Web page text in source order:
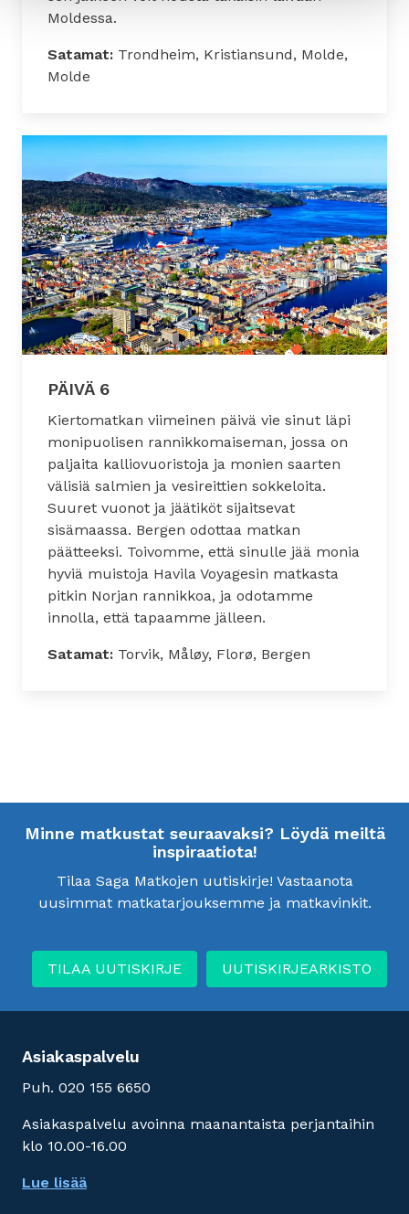
Moldessa.
Satamat: Trondheim, Kristiansund, Molde,
Molde
PÄIVÄ 6
Kiertomatkan viimeinen päivä vie sinut läpi
monipuolisen rannikkomaiseman, jossa on
paljaita kalliovuoristoja ja monien saarten
välisiä salmien ja vesireittien sokkeloita.
Suuret vuonot ja jäätiköt sijaitsevat
sisämaassa. Bergen odottaa matkan
päätteeksi. Toivomme, että sinulle jää monia
hyviä muistoja Havila Voyagesin matkasta
pitkin Norjan rannikkoa, ja odotamme
innolla, että tapaamme jälleen.
Satamat: Torvik, Måløy, Florø, Bergen
Minne matkustat seuraavaksi? Löydä meiltä
inspiraatiota!
Tilaa Saga Matkojen uutiskirje! Vastaanota
uusimmat matkatarjouksemme ja matkavinkit.
TILAA UUTISKIRJE UUTISKIRJEARKISTO
Asiakaspalvelu
Puh. 020 155 6650
Asiakaspalvelu avoinna maanantaista perjantaihin
klo 10.00-16.00
Lue lisää